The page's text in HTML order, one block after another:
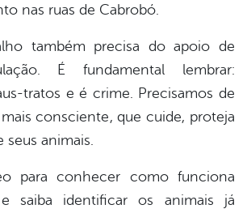
nas ruas de Cabrobó.
também precisa do apoio de
É fundamental lembrar:
tratos e é crime. Precisamos de
consciente, que cuide, proteja
animais.
para conhecer como funciona
saiba identificar os animais já